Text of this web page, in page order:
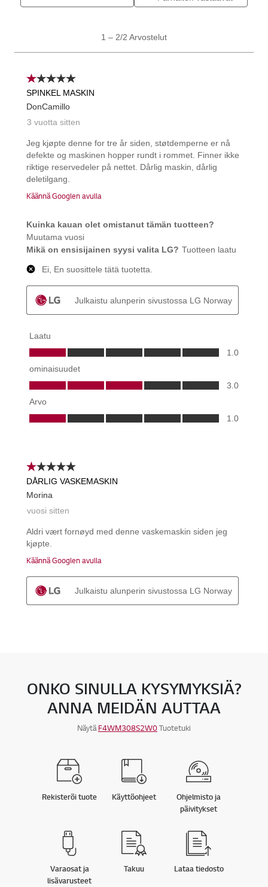
ONKO SINULLA KYSYMYKSIÄ?
ANNA MEIDÄN AUTTAA
NäytäF4WM308S2W0Tuotetuki
Rekisteröi tuote Käyttöohjeet
Ohjelmisto ja
päivitykset
Varaosat ja
lisävarusteet
Takuu Lataa tiedosto